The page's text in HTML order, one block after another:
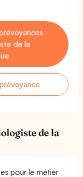
de la
de la
pour le métier